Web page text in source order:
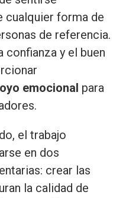
cualquier forma de
de referencia.
confianza y el buen
emocional para
el trabajo
en dos
crear las
la calidad de